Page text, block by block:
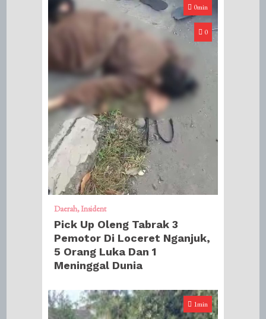
0min
0
Daerah Insident
Pick Up Oleng Tabrak 3
Pemotor Di Loceret Nganjuk,
5 Orang Luka Dan 1
Meninggal Dunia
1min